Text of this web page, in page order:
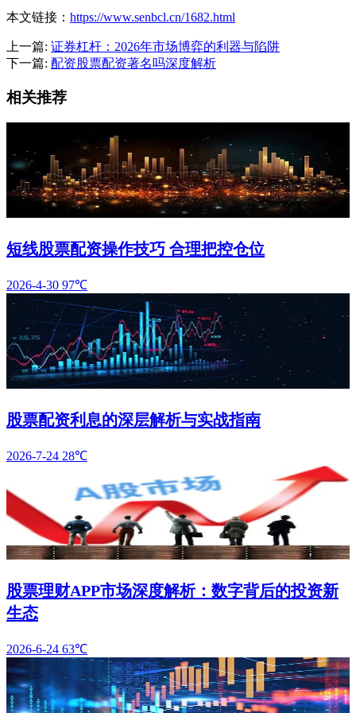
本文链接： https://www.senbcl.cn/1682.html
上一篇: 证券杠杆：2026年市场博弈的利器与陷阱
下一篇: 配资股票配资著名吗深度解析
相关推荐
短线股票配资操作技巧 合理把控仓位
2026-4-30 97℃
股票配资利息的深层解析与实战指南
2026-7-24 28℃
股票理财APP市场深度解析：数字背后的投资新
生态
2026-6-24 63℃